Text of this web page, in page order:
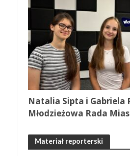
Natalia Sipta i Gabriela
Młodzieżowa Rada
Materiał reporterski